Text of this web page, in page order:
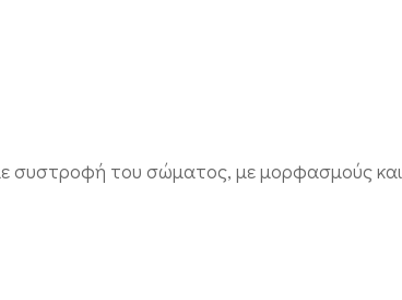
συστρoφή του σώματος, με μορφασμούς